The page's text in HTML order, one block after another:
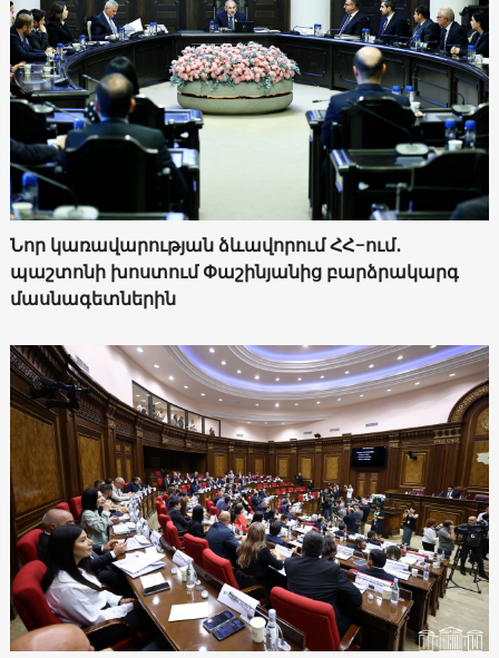
Նոր կառավարության ձևավորում ՀՀ-ում․
պաշտոնի խոստում Փաշինյանից բարձրակարգ
մասնագետներին